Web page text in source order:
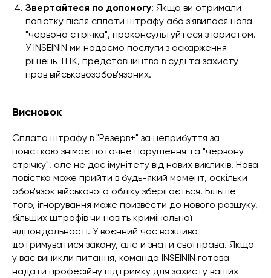
Звертайтеся по допомогу: Якщо ви отримали
повістку після сплати штрафу або з'явилася нова
"червона стрічка", проконсультуйтеся з юристом.
У INSEININ ми надаємо послуги з оскарження
рішень ТЦК, представництва в суді та захисту
прав військовозобов'язаних.
Висновок
Сплата штрафу в "Резерв+" за неприбуття за
повісткою знімає поточне порушення та "червону
стрічку", але не дає імунітету від нових викликів. Нова
повістка може прийти в будь-який момент, оскільки
обов'язок військового обліку зберігається. Більше
того, ігнорування може призвести до нового розшуку,
більших штрафів чи навіть кримінальної
відповідальності. У воєнний час важливо
дотримуватися закону, але й знати свої права. Якщо
у вас виникли питання, команда INSEININ готова
надати професійну підтримку для захисту ваших